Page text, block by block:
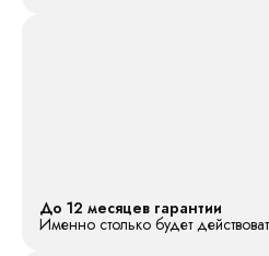
До 12 месяцев гарантии
Именно столько будет